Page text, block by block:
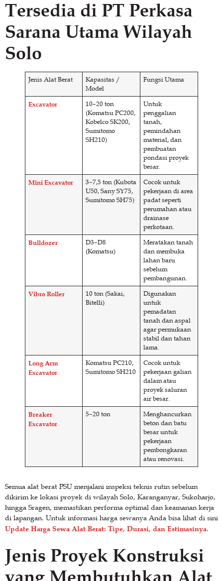
Tersedia di PT Perkasa
Sarana Utama Wilayah
Solo
Jenis Alat Berat
Kapasitas /
Model
Fungsi Utama
Excavator
10–20 ton
(Komatsu PC200,
Kobelco SK200,
Sumitomo
SH210)
Untuk
penggalian
tanah,
pemindahan
material, dan
pembuatan
pondasi proyek
besar.
Mini Excavator
3–7,5 ton (Kubota
U50, Sany SY75,
Sumitomo SH75)
Cocok untuk
pekerjaan di area
padat seperti
perumahan atau
drainase
perkotaan.
Bulldozer
D3–D8
(Komatsu)
Meratakan tanah
dan membuka
lahan baru
sebelum
pembangunan.
Vibro Roller
10 ton (Sakai,
Bitelli)
Digunakan
untuk
pemadatan
tanah dan aspal
agar permukaan
stabil dan tahan
lama.
Long Arm
Excavator
Komatsu PC210,
Sumitomo SH210
Cocok untuk
pekerjaan galian
dalam atau
proyek saluran
air besar.
Breaker
Excavator
5–20 ton
Menghancurkan
beton dan batu
besar untuk
pekerjaan
pembongkaran
atau renovasi.
Semua alat berat PSU menjalani inspeksi teknis rutin sebelum
dikirim ke lokasi proyek di wilayah Solo, Karanganyar, Sukoharjo,
hingga Sragen, memastikan performa optimal dan keamanan kerja
di lapangan. Untuk informasi harga sewanya Anda bisa lihat di sini
Update Harga Sewa Alat Berat: Tipe, Durasi, dan Estimasinya.
Jenis Proyek Konstruksi